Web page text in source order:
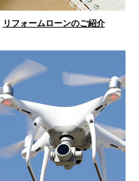
リフォームローンのご紹介